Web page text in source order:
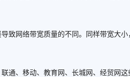
网络带宽质量的不同。同样带宽大小
、移动、教育网、长城网、经贸网这